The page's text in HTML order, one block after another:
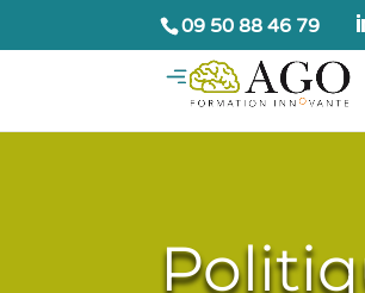
09 50 88 46 79